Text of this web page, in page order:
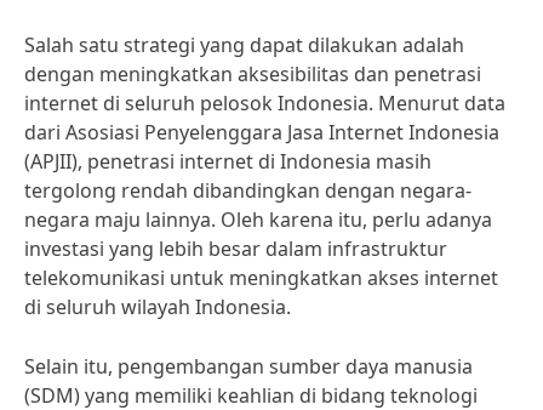
Salah satu strategi yang dapat dilakukan adalah
dengan meningkatkan aksesibilitas dan penetrasi
internet di seluruh pelosok Indonesia. Menurut data
dari Asosiasi Penyelenggara Jasa Internet Indonesia
(APJII), penetrasi internet di Indonesia masih
tergolong rendah dibandingkan dengan negara-
negara maju lainnya. Oleh karena itu, perlu adanya
investasi yang lebih besar dalam infrastruktur
telekomunikasi untuk meningkatkan akses internet
di seluruh wilayah Indonesia.
Selain itu, pengembangan sumber daya manusia
(SDM) yang memiliki keahlian di bidang teknologi